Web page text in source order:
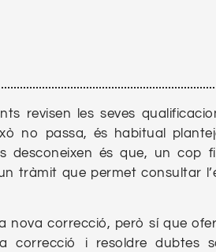
revisen les seves
no passa, és habitual
desconeixen és que, un cop
tràmit que permet consultar
nova correcció, però sí que
correcció i resoldre dubtes